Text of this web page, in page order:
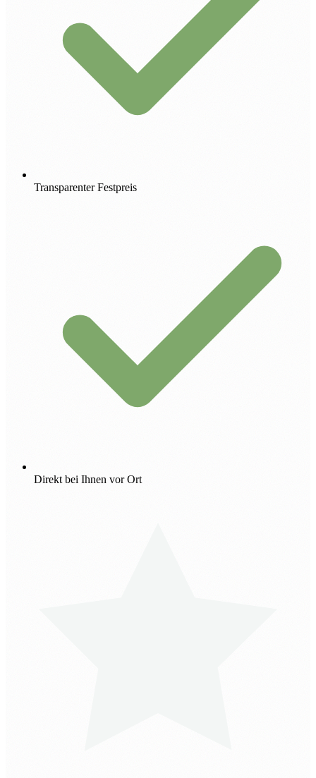
Transparenter Festpreis
Direkt bei Ihnen vor Ort